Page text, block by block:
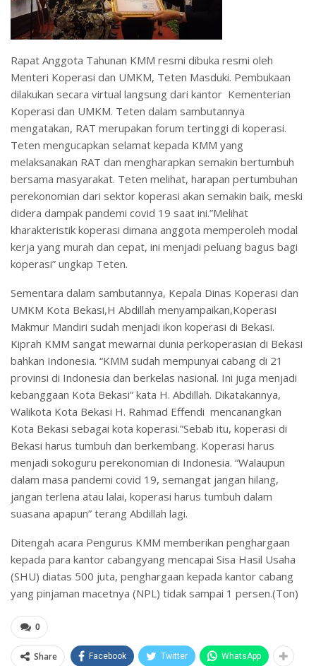
Rapat Anggota Tahunan KMM resmi dibuka resmi oleh
Menteri Koperasi dan UMKM, Teten Masduki. Pembukaan
dilakukan secara virtual langsung dari kantor Kementerian
Koperasi dan UMKM. Teten dalam sambutannya
mengatakan, RAT merupakan forum tertinggi di koperasi.
Teten mengucapkan selamat kepada KMM yang
melaksanakan RAT dan mengharapkan semakin bertumbuh
bersama masyarakat. Teten melihat, harapan pertumbuhan
perekonomian dari sektor koperasi akan semakin baik, meski
didera dampak pandemi covid 19 saat ini.”Melihat
kharakteristik koperasi dimana anggota memperoleh modal
kerja yang murah dan cepat, ini menjadi peluang bagus bagi
koperasi” ungkap Teten.
Sementara dalam sambutannya, Kepala Dinas Koperasi dan
UMKM Kota Bekasi,H Abdillah menyampaikan,Koperasi
Makmur Mandiri sudah menjadi ikon koperasi di Bekasi.
Kiprah KMM sangat mewarnai dunia perkoperasian di Bekasi
bahkan Indonesia. “KMM sudah mempunyai cabang di 21
provinsi di Indonesia dan berkelas nasional. Ini juga menjadi
kebanggaan Kota Bekasi” kata H. Abdillah. Dikatakannya,
Walikota Kota Bekasi H. Rahmad Effendi mencanangkan
Kota Bekasi sebagai kota koperasi.”Sebab itu, koperasi di
Bekasi harus tumbuh dan berkembang. Koperasi harus
menjadi sokoguru perekonomian di Indonesia. “Walaupun
dalam masa pandemi covid 19, semangat jangan hilang,
jangan terlena atau lalai, koperasi harus tumbuh dalam
suasana apapun” terang Abdillah lagi.
Ditengah acara Pengurus KMM memberikan penghargaan
kepada para kantor cabangyang mencapai Sisa Hasil Usaha
(SHU) diatas 500 juta, penghargaan kepada kantor cabang
yang pinjaman macetnya (NPL) tidak sampai 1 persen.(Ton)
0
Share Facebook Twitter WhatsApp